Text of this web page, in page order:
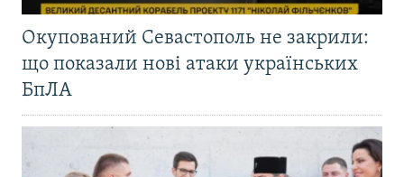
Окупований Севастополь не закрили:
що показали нові атаки українських
БпЛА